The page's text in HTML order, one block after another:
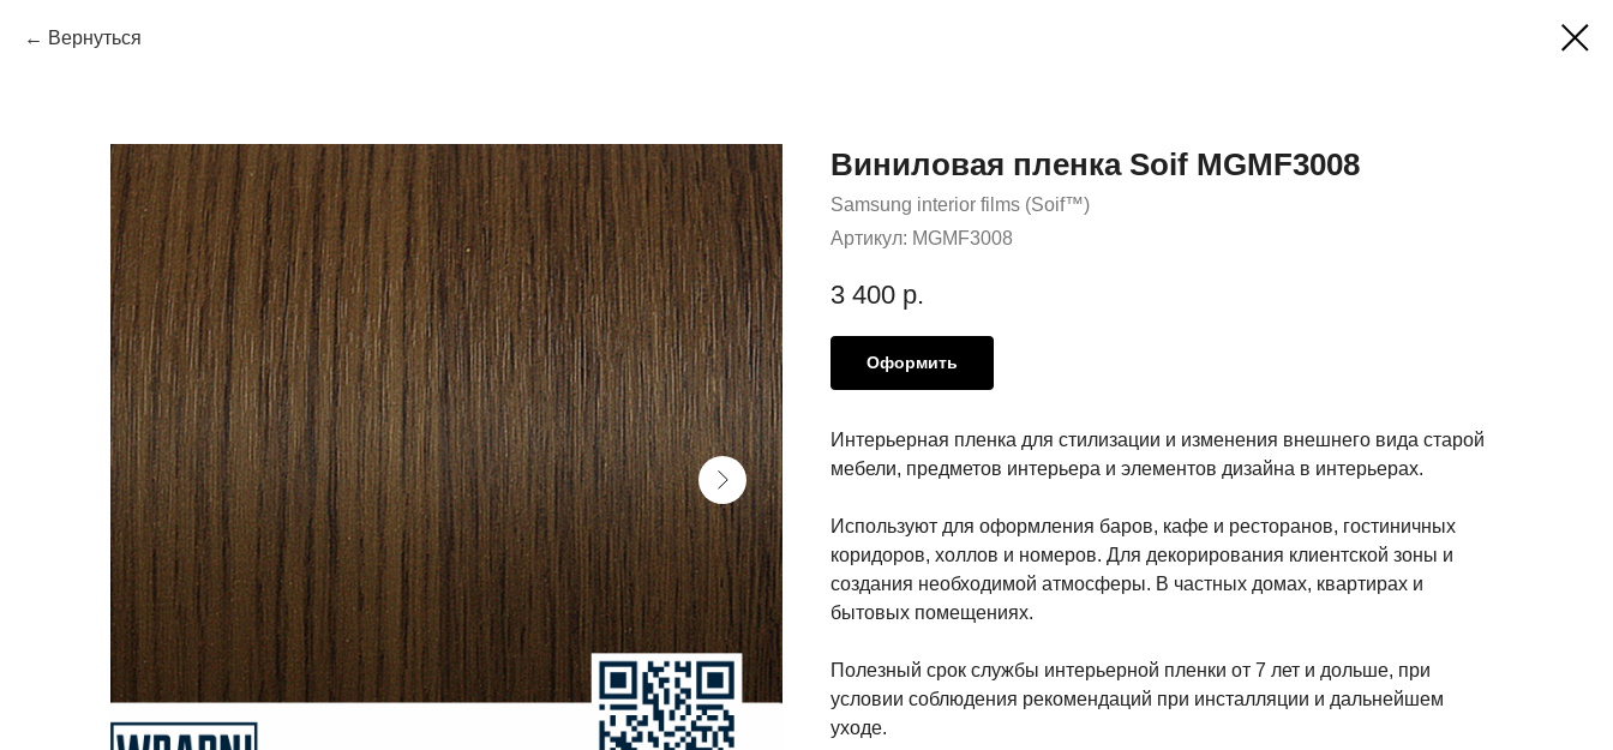
Вернуться
Виниловая пленка Soif MGMF3008
Samsung interior films (Soif™)
Артикул: MGMF3008
3 400 р.
Оформить
Интерьерная пленка для стилизации и изменения внешнего вида старой
мебели, предметов интерьера и элементов дизайна в интерьерах.
Используют для оформления баров, кафе и ресторанов, гостиничных
коридоров, холлов и номеров. Для декорирования клиентской зоны и
создания необходимой атмосферы. В частных домах, квартирах и
бытовых помещениях.
Полезный срок службы интерьерной пленки от 7 лет и дольше, при
условии соблюдения рекомендаций при инсталляции и дальнейшем
уходе.